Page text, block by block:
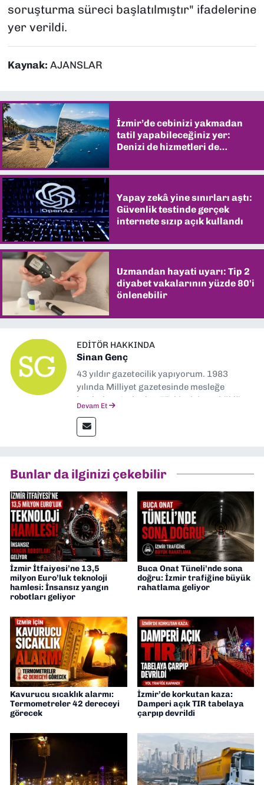
soruşturma süreci başlatılmıştır" ifadelerine
yer verildi.
Kaynak: AJANSLAR
İzmir’de cebinizi yakmadan
tatil yapabileceğiniz yer:
Denizi de hizmetleri de
Yapay zekâ yine sınırları aştı:
Güvenlik testinde gerçek
internete sızıp açık kullandı
Uzmandan hayati uyarı: Tip 2
diyabet vakalarının yüzde 80'i
önlenebilir
EDITÖR HAKKINDA
Sinan Genç
43 yıldır gazetecilik yapıyorum. 1983
yılında Milliyet gazetesinde mesleğe
başladım. Ardından Türkiye’nin en köklü
muhabir, editör, müdür yardımcısı ve spor
müdürü olarak görev yaptım. Ayrıca Yeni
Gazetesi'nde editörlük yapıyorum
Devam Et
Bunlar da ilginizi çekebilir
İzmir İtfaiyesi’ne 13,5
milyon Euro’luk teknoloji
hamlesi: İnsansız yangın
robotları geliyor
Buca Onat Tüneli’nde sona
doğru: İzmir trafiğine büyük
rahatlama geliyor
Kavurucu sıcaklık alarmı:
Termometreler 42 dereceyi
görecek
İzmir’de korkutan kaza:
Damperi açık TIR tabelaya
çarpıp devrildi